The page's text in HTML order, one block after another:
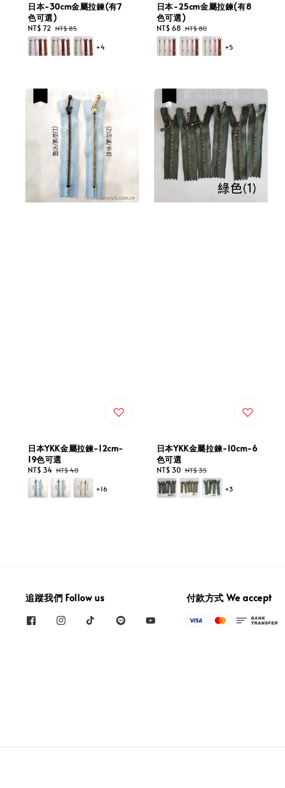
日本-30cm金屬拉鍊(有7
色可選)
Sale
price
NT$ 72 Regular
price
NT$ 85
+4
日本-25cm金屬拉鍊(有8
色可選)
Sale
price
NT$ 68 Regular
price
NT$ 80
+5
日本YKK金屬拉鍊-12cm-
19色可選
Sale
price
NT$ 34 Regular
price
NT$ 40
+16
日本YKK金屬拉鍊-10cm-6
色可選
Sale
price
NT$ 30 Regular
price
NT$ 35
+3
追蹤我們 Follow us 付款方式 We accept